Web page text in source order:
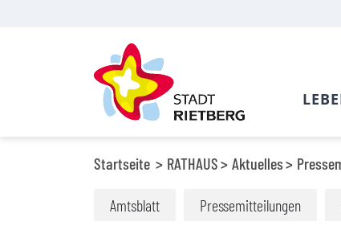
Startseite RATHAUS Aktuelles
Amtsblatt Pressemitteilungen